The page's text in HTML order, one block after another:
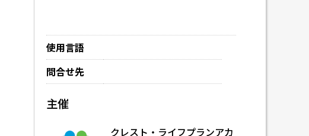
使用言語
問合せ先
主催
クレスト・ライフプランアカ